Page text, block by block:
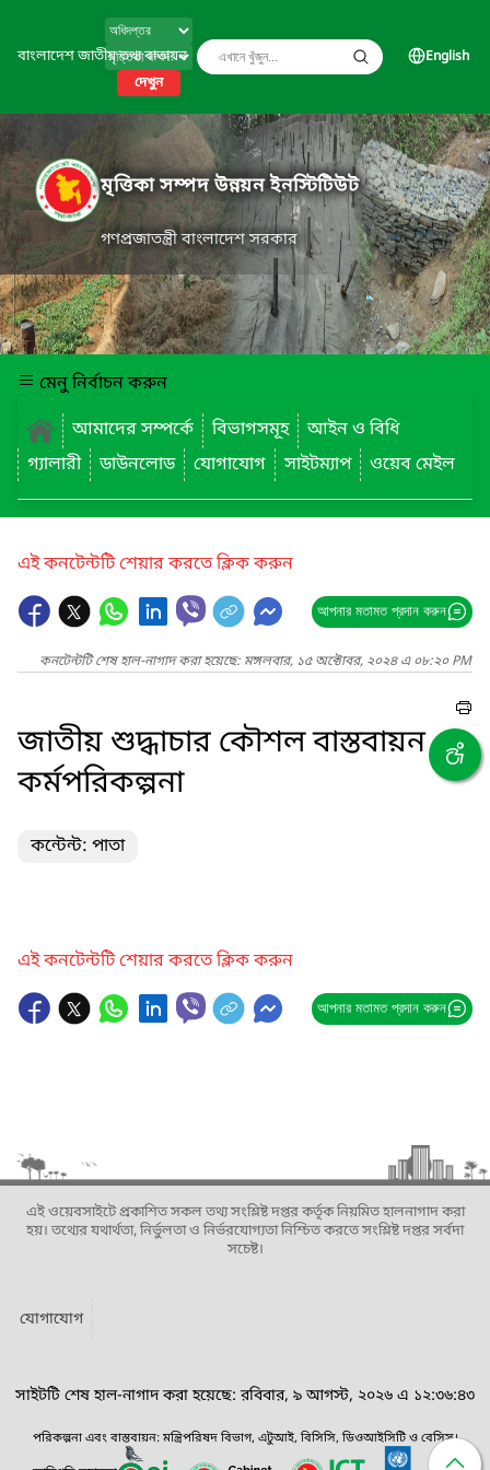
বাংলাদেশ জাতীয় তথ্য বাতায়ন
দেখুন
English
মৃত্তিকা সম্পদ উন্নয়ন ইনস্টিটিউট
গণপ্রজাতন্ত্রী বাংলাদেশ সরকার
মেনু নির্বাচন করুন
আমাদের সম্পর্কে
বিভাগসমূহ
আইন ও বিধি
গ্যালারী
ডাউনলোড যোগাযোগ সাইটম্যাপ ওয়েব মেইল
এই কনটেন্টটি শেয়ার করতে ক্লিক করুন
আপনার মতামত প্রদান করুন
কনটেন্টটি শেষ হাল-নাগাদ করা হয়েছে: মঙ্গলবার, ১৫ অক্টোবর, ২০২৪ এ ০৮:২০ PM
জাতীয় শুদ্ধাচার কৌশল বাস্তবায়ন
কর্মপরিকল্পনা
কন্টেন্ট: পাতা
এই কনটেন্টটি শেয়ার করতে ক্লিক করুন
আপনার মতামত প্রদান করুন
এই ওয়েবসাইটে প্রকাশিত সকল তথ্য সংশ্লিষ্ট দপ্তর কর্তৃক নিয়মিত হালনাগাদ করা
হয়। তথ্যের যথার্থতা, নির্ভুলতা ও নির্ভরযোগ্যতা নিশ্চিত করতে সংশ্লিষ্ট দপ্তর সর্বদা
সচেষ্ট।
যোগাযোগ
সাইটটি শেষ হাল-নাগাদ করা হয়েছে: রবিবার, ৯ আগস্ট, ২০২৬ এ ১২:৩৬:৪৩
পরিকল্পনা এবং বাস্তবায়ন: মন্ত্রিপরিষদ বিভাগ, এটুআই, বিসিসি, ডিওআইসিটি ও বেসিস।